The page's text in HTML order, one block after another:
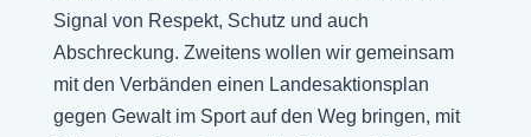
Signal von Respekt, Schutz und auch
Abschreckung. Zweitens wollen wir gemeinsam
mit den Verbänden einen Landesaktionsplan
gegen Gewalt im Sport auf den Weg bringen, mit